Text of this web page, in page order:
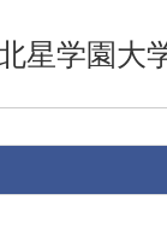
星学園大